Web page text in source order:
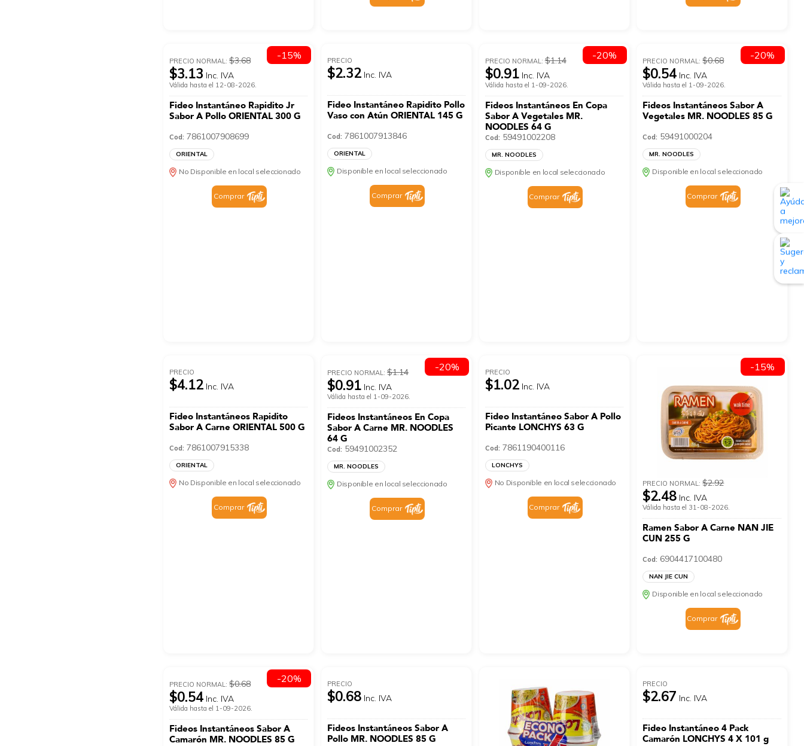
PRECIO NORMAL:$3.68
$3.13 Inc. IVA
Válida hasta el 12-08-2026.
Fideo Instantáneo Rapidito Jr
Sabor A Pollo ORIENTAL 300 G
Cod: 7861007908699
ORIENTAL
No Disponible en local seleccionado
Comprar
-15% PRECIO
$2.32 Inc. IVA
Fideo Instantáneo Rapidito Pollo
Vaso con Atún ORIENTAL 145 G
Cod: 7861007913846
ORIENTAL
Disponible en local seleccionado
Comprar
PRECIO NORMAL:$1.14
$0.91 Inc. IVA
Válida hasta el 1-09-2026.
Fideos Instantáneos En Copa
Sabor A Vegetales MR.
NOODLES 64 G
Cod: 59491002208
MR. NOODLES
Disponible en local seleccionado
Comprar
-20% PRECIO NORMAL:$0.68
$0.54 Inc. IVA
Válida hasta el 1-09-2026.
Fideos Instantáneos Sabor A
Vegetales MR. NOODLES 85 G
Cod: 59491000204
MR. NOODLES
Disponible en local seleccionado
Comprar
-20%
PRECIO
$4.12 Inc. IVA
Fideo Instantáneos Rapidito
Sabor A Carne ORIENTAL 500 G
Cod: 7861007915338
ORIENTAL
No Disponible en local seleccionado
Comprar
PRECIO NORMAL: $1.14
$0.91 Inc. IVA
Válida hasta el 1-09-2026.
Fideos Instantáneos En Copa
Sabor A Carne MR. NOODLES
64 G
Cod: 59491002352
MR. NOODLES
Disponible en local seleccionado
Comprar
-20% PRECIO
$1.02 Inc. IVA
Fideo Instantáneo Sabor A Pollo
Picante LONCHYS 63 G
Cod: 7861190400116
LONCHYS
No Disponible en local seleccionado
Comprar
PRECIO NORMAL:$2.92
$2.48 Inc. IVA
Válida hasta el 31-08-2026.
Ramen Sabor A Carne NAN JIE
CUN 255 G
Cod: 6904417100480
NAN JIE CUN
Disponible en local seleccionado
Comprar
-15%
PRECIO NORMAL:$0.68
$0.54 Inc. IVA
Válida hasta el 1-09-2026.
Fideos Instantáneos Sabor A
Camarón MR. NOODLES 85 G
-20% PRECIO
$0.68 Inc. IVA
Fideos Instantáneos Sabor A
Pollo MR. NOODLES 85 G
PRECIO
$2.67 Inc. IVA
Fideo Instantáneo 4 Pack
Camarón LONCHYS 4 X 101 g